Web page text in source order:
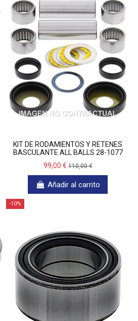
KIT DE RODAMIENTOS Y RETENES
BASCULANTE ALL BALLS 28-1077
99,00 €110,00 €
Añadir al carrito
-10%